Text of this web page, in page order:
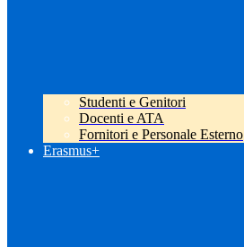
Studenti e Genitori
Docenti e ATA
Fornitori e Personale Esterno
Erasmus+